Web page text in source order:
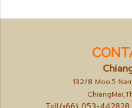
132/8 Moo.5